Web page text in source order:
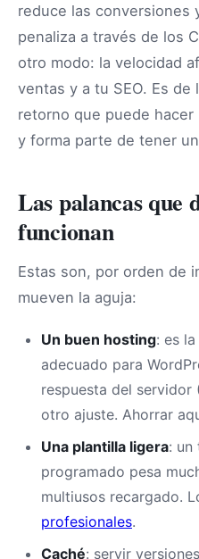
reduce las conversiones
penaliza a través de los
otro modo: la velocidad
ventas y a tu SEO. Es
retorno que puede
y forma parte de tener un
Las palancas que
funcionan
Estas son, por orden de
mueven la aguja:
Un buen hosting: es
adecuado para
respuesta del servidor
otro ajuste. Ahorrar
Una plantilla ligera: un
programado pesa
multiusos recargado.
profesionales.
Caché: servir